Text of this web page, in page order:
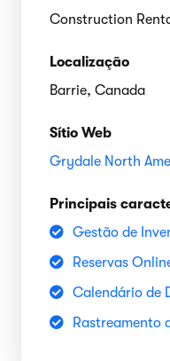
Construction
Localização
Barrie, Canada
Sítio Web
Grydale North
Principais
Gestão de
Reservas
Calendário de
Rastreamento